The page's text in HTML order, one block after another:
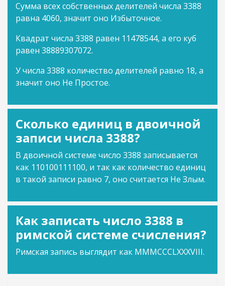
Сумма всех собственных делителей числа 3388
равна 4060, значит оно Избыточное.
Квадрат числа 3388 равен 11478544, а его куб
равен 38889307072.
У числа 3388 количество делителей равно 18, а
значит оно Не Простое.
Сколько единиц в двоичной
записи числа 3388?
В двоичной системе число 3388 записывается
как 110100111100, и так как количество единиц
в такой записи равно 7, оно считается Не Злым.
Как записать число 3388 в
римской системе счисления?
Римская запись выглядит как MMMCCCLXXXVIII.